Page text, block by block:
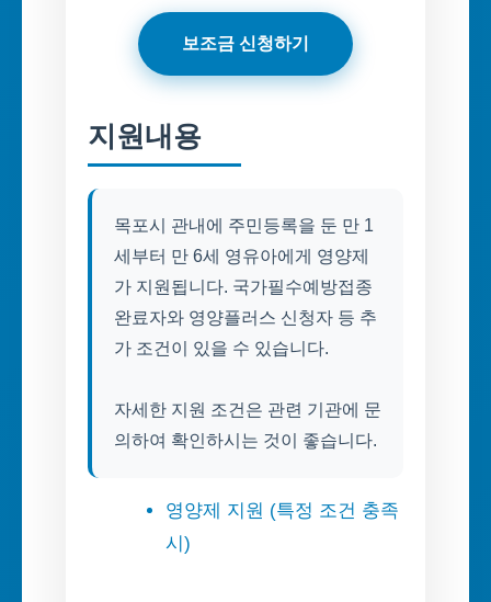
보조금 신청하기
지원내용
목포시 관내에 주민등록을 둔 만 1
세부터 만 6세 영유아에게 영양제
가 지원됩니다. 국가필수예방접종
완료자와 영양플러스 신청자 등 추
가 조건이 있을 수 있습니다.
자세한 지원 조건은 관련 기관에 문
의하여 확인하시는 것이 좋습니다.
영양제 지원 (특정 조건 충족
시)